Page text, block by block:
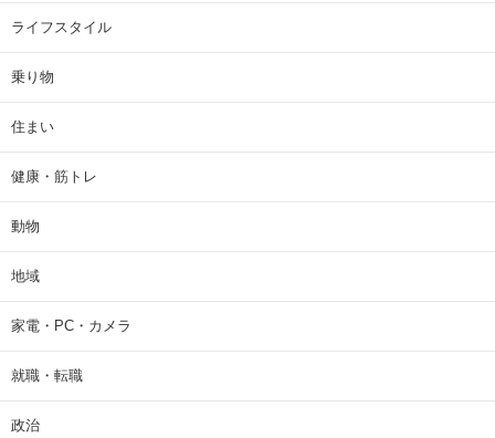
ライフスタイル
乗り物
住まい
健康・筋トレ
動物
地域
家電・PC・カメラ
就職・転職
政治